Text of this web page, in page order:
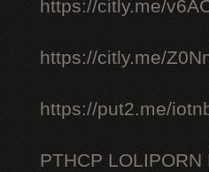
https://citly.me/
https://citly.me/
https://put2.me/
PTHCP